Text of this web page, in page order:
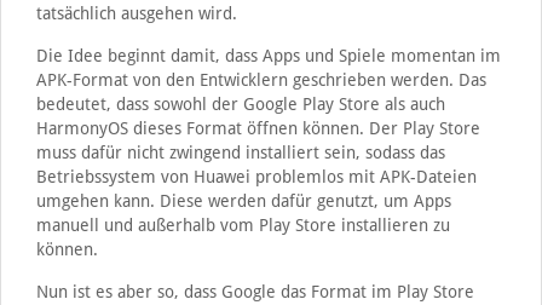
tatsächlich ausgehen wird.
Die Idee beginnt damit, dass Apps und Spiele momentan im
APK-Format von den Entwicklern geschrieben werden. Das
bedeutet, dass sowohl der Google Play Store als auch
HarmonyOS dieses Format öffnen können. Der Play Store
muss dafür nicht zwingend installiert sein, sodass das
Betriebssystem von Huawei problemlos mit APK-Dateien
umgehen kann. Diese werden dafür genutzt, um Apps
manuell und außerhalb vom Play Store installieren zu
können.
Nun ist es aber so, dass Google das Format im Play Store